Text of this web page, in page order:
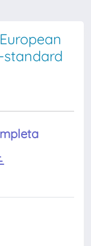
standard